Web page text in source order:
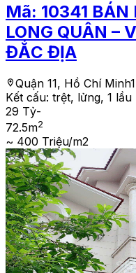
Mã: 10341 BÁN
LONG QUÂN –
ĐẮC ĐỊA
Quận 11, Hồ Chí Minh
Kết cấu: trệt, lửng, 1 lầu
29 Tỷ-
72.5m2
~ 400 Triệu/m2